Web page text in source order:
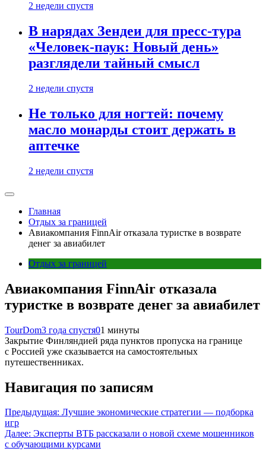
2 недели спустя
В нарядах Зендеи для пресс-тура
«Человек-паук: Новый день»
разглядели тайный смысл
2 недели спустя
Не только для ногтей: почему
масло монарды стоит держать в
аптечке
2 недели спустя
Главная
Отдых за границей
Авиакомпания FinnAir отказала туристке в возврате
денег за авиабилет
Отдых за границей
Авиакомпания FinnAir отказала
туристке в возврате денег за авиабилет
TourDom3 года спустя01 минуты
Закрытие Финляндией ряда пунктов пропуска на границе
с Россией уже сказывается на самостоятельных
путешественниках.
Навигация по записям
Предыдущая: Лучшие экономические стратегии — подборка
игр
Далее: Эксперты ВТБ рассказали о новой схеме мошенников
с обучающими курсами